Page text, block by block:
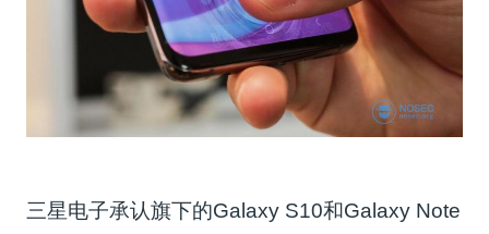
三星电子承认旗下的Galaxy S10和Galaxy Note